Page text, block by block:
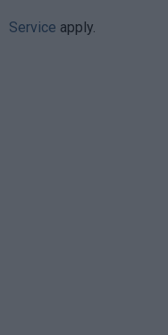
Service apply.